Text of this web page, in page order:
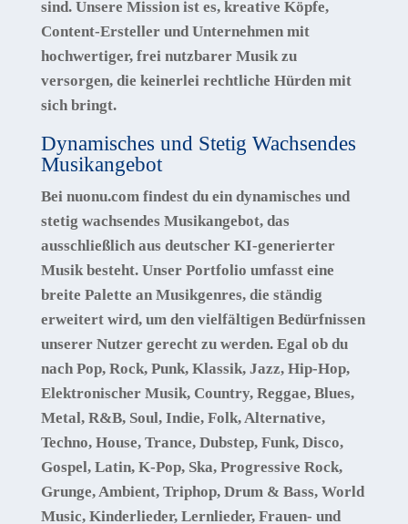
sind. Unsere Mission ist es, kreative Köpfe,
Content-Ersteller und Unternehmen mit
hochwertiger, frei nutzbarer Musik zu
versorgen, die keinerlei rechtliche Hürden mit
sich bringt.
Dynamisches und Stetig Wachsendes
Musikangebot
Bei nuonu.com findest du ein dynamisches und
stetig wachsendes Musikangebot, das
ausschließlich aus deutscher KI-generierter
Musik besteht. Unser Portfolio umfasst eine
breite Palette an Musikgenres, die ständig
erweitert wird, um den vielfältigen Bedürfnissen
unserer Nutzer gerecht zu werden. Egal ob du
nach Pop, Rock, Punk, Klassik, Jazz, Hip-Hop,
Elektronischer Musik, Country, Reggae, Blues,
Metal, R&B, Soul, Indie, Folk, Alternative,
Techno, House, Trance, Dubstep, Funk, Disco,
Gospel, Latin, K-Pop, Ska, Progressive Rock,
Grunge, Ambient, Triphop, Drum & Bass, World
Music, Kinderlieder, Lernlieder, Frauen- und